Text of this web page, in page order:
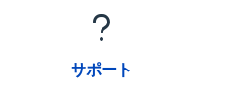
サポート